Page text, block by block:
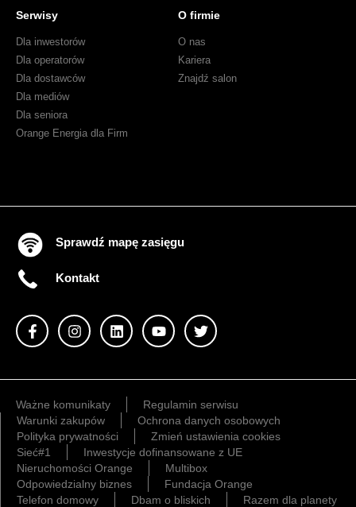
Serwisy
Dla inwestorów
Dla operatorów
Dla dostawców
Dla mediów
Dla seniora
Orange Energia dla Firm
O firmie
O nas
Kariera
Znajdź salon
Sprawdź mapę zasięgu
Kontakt
Ważne komunikaty
Regulamin serwisu
Warunki zakupów
Ochrona danych osobowych
Polityka prywatności
Zmień ustawienia cookies
Sieć#1
Inwestycje dofinansowane z UE
Nieruchomości Orange
Multibox
Odpowiedzialny biznes
Fundacja Orange
Telefon domowy
Dbam o bliskich Razem dla planety